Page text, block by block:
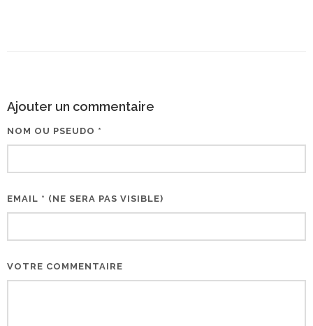
Ajouter un commentaire
NOM OU PSEUDO *
EMAIL * (NE SERA PAS VISIBLE)
VOTRE COMMENTAIRE